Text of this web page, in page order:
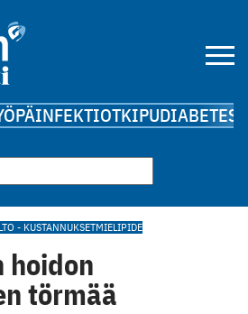
INFEKTIOTKIPUDIABETES
- KUSTANNUKSETMIELIPIDE
hoidon
törmää